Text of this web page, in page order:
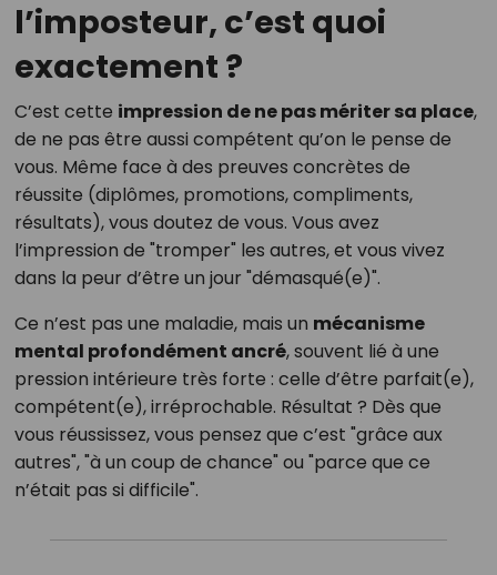
l’imposteur, c’est quoi
exactement ?
C’est cette impression de ne pas mériter sa place,
de ne pas être aussi compétent qu’on le pense de
vous. Même face à des preuves concrètes de
réussite (diplômes, promotions, compliments,
résultats), vous doutez de vous. Vous avez
l’impression de "tromper" les autres, et vous vivez
dans la peur d’être un jour "démasqué(e)".
Ce n’est pas une maladie, mais un mécanisme
mental profondément ancré, souvent lié à une
pression intérieure très forte : celle d’être parfait(e),
compétent(e), irréprochable. Résultat ? Dès que
vous réussissez, vous pensez que c’est "grâce aux
autres", "à un coup de chance" ou "parce que ce
n’était pas si difficile".